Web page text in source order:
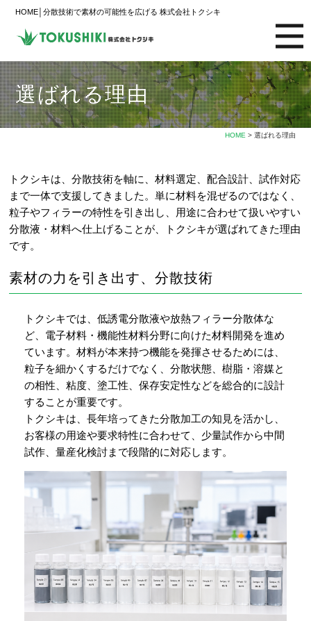
HOME│分散技術で素材の可能性を広げる 株式会社トクシキ
選ばれる理由
HOME > 選ばれる理由
トクシキは、分散技術を軸に、材料選定、配合設計、試作対応
まで一体で支援してきました。単に材料を混ぜるのではなく、
粒子やフィラーの特性を引き出し、用途に合わせて扱いやすい
分散液・材料へ仕上げることが、トクシキが選ばれてきた理由
です。
素材の力を引き出す、分散技術
トクシキでは、低誘電分散液や放熱フィラー分散体な
ど、電子材料・機能性材料分野に向けた材料開発を進め
ています。材料が本来持つ機能を発揮させるためには、
粒子を細かくするだけでなく、分散状態、樹脂・溶媒と
の相性、粘度、塗工性、保存安定性などを総合的に設計
することが重要です。
トクシキは、長年培ってきた分散加工の知見を活かし、
お客様の用途や要求特性に合わせて、少量試作から中間
試作、量産化検討まで段階的に対応します。